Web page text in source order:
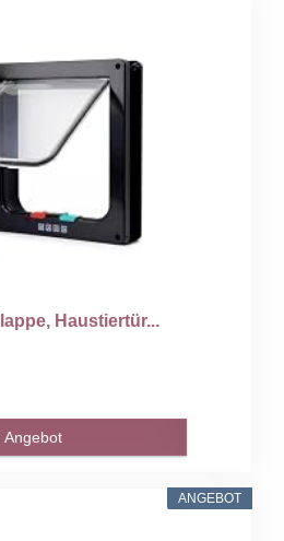
Haustiertür...
Angebot
ANGEBOT